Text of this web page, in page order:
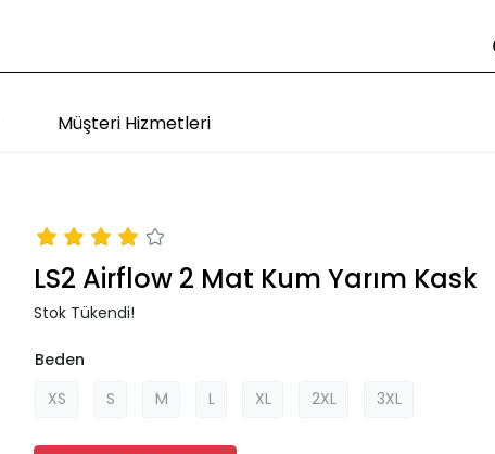
Müşteri Hizmetleri
LS2 Airflow 2 Mat Kum Yarım Kask
Stok Tükendi!
Beden
XS
S M L XL 2XL 3XL